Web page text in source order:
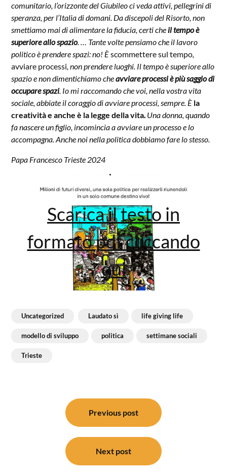
comunitario, l’orizzonte del Giubileo ci veda attivi, pellegrini di
speranza, per l’Italia di domani. Da discepoli del Risorto, non
smettiamo mai di alimentare la fiducia, certi cheil tempo è
superiore allo spazio. … Tante volte pensiamo che il lavoro
politico è prendere spazi: no! Èscommettere sul tempo,
avviare processi, non prendere luoghi. Il tempo è superiore allo
spazio e non dimentichiamo cheavviare processi è più saggio di
occupare spazi. Io mi raccomando che voi, nella vostra vita
sociale, abbiate il coraggio di avviare processi, sempre. È la
creatività e anche è la legge della vita. Una donna, quando
fa nascere un figlio, incomincia a avviare un processo e lo
accompagna. Anche noi nella politica dobbiamo fare lo stesso.
Papa Francesco Trieste 2024
Scarica il testo in
formato pdf cliccando
qui
Uncategorized Laudato sì life giving life
modello di sviluppo politica settimane sociali
Trieste
Previous post
Next post